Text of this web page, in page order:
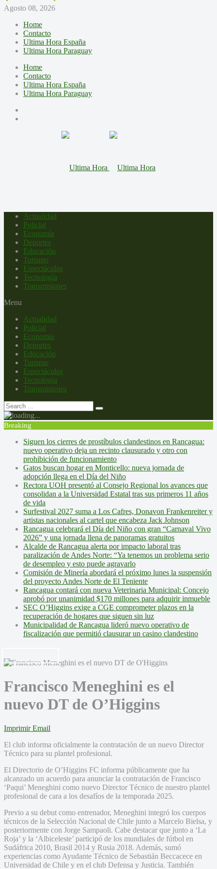
Agosto 08, 2026
Home
Contacto
Ultima Hora España
Ultima Hora Paraguay
Home
Contacto
Ultima Hora España
Ultima Hora Paraguay
Actualidad
Policial
Economía
Deportes
Educación
Turismo
Espectáculos
Tecnología
Transmisiones
Menu
Actualidad
Policial
Economía
Deportes
Educación
Turismo
Espectáculos
Tecnología
Transmisiones
Breaking
Siguen los cierres de prostíbulos clandestinos en Rancagua:
nuevo operativo deja un recinto clausurado y otro con
prohibición de funcionamiento
Gatos buscan hogar en Monticello: nueva jornada de
adopción llega en el Día del Niño
Rectora UOH presentó al Consejo Regional los avances que
consolidan a la Universidad Estatal tras sus primeros 11 años
de vida
Surfestival 2027 suma a Los Cafres, Donavon Frankenreiter y
artistas nacionales al cartel que encabeza Jack Johnson
Rancagua celebrará el Día del Niño con gran “Carnaval Vivo
2026” y una jornada llena de panoramas gratuitos
Alcalde de Rancagua alerta por impacto laboral tras
paralización de Andes Norte: “Ya tenemos un problema serio
de desempleo y esto puede agravarlo
Comisión de Minería abordará el próximo lunes la suspensión
del proyecto Andes Norte de El Teniente
Rancagua contará con nueva Veterinaria Municipal: Concejo
aprobó por unanimidad $170 millones para adquirir inmueble
SEC O’Higgins exige a CGE comprometer plazos en la
recuperación de hogares que siguen sin luz
Municipalidad de Rancagua lideró nuevo operativo de
fiscalización que permitió clausurar un casino clandestino
Francisco Meneghini es el
nuevo DT de O’Higgins
Imprimir Email
El club informa oficialmente la contratación de un nuevo Director
Técnico para su plantel profesional.
El Directorio de O’Higgins FC informa públicamente que ha
alcanzado un acuerdo para anunciar la contratación de Francisco
‘Paqui’ Meneghini como nuevo Director Técnico de nuestro plantel
profesional de cara a los desafíos de la temporada 2025.
Previo a su debut como entrenador, Meneghini integró los cuerpos
técnicos de la Selección Nacional de Chile junto a Marcelo Bielsa, y
posteriormente con Jorge Sampaoli. Cabe destacar que junto a ‘La
Roja’ y la ‘Albiceleste’ participó de los mundiales de fútbol en
Sudáfrica 2010, Brasil 2014 y Rusia 2018. Además, sumó
experiencias como Ayudante Técnico de Sebastián Beccacece en
Universidad de Chile y en el club Defensa y Justicia. También